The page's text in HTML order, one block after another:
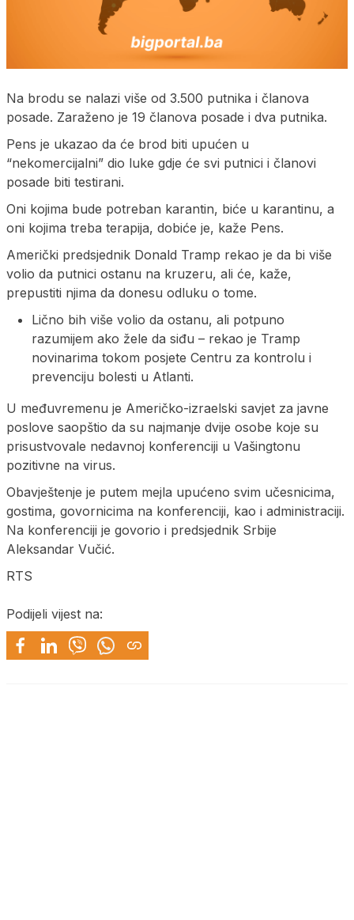
Na brodu se nalazi više od 3.500 putnika i članova
posade. Zaraženo je 19 članova posade i dva putnika.
Pens je ukazao da će brod biti upućen u
“nekomercijalni” dio luke gdje će svi putnici i članovi
posade biti testirani.
Oni kojima bude potreban karantin, biće u karantinu, a
oni kojima treba terapija, dobiće je, kaže Pens.
Američki predsjednik Donald Tramp rekao je da bi više
volio da putnici ostanu na kruzeru, ali će, kaže,
prepustiti njima da donesu odluku o tome.
Lično bih više volio da ostanu, ali potpuno
razumijem ako žele da siđu – rekao je Tramp
novinarima tokom posjete Centru za kontrolu i
prevenciju bolesti u Atlanti.
U međuvremenu je Američko-izraelski savjet za javne
poslove saopštio da su najmanje dvije osobe koje su
prisustvovale nedavnoj konferenciji u Vašingtonu
pozitivne na virus.
Obavještenje je putem mejla upućeno svim učesnicima,
gostima, govornicima na konferenciji, kao i administraciji.
Na konferenciji je govorio i predsjednik Srbije
Aleksandar Vučić.
RTS
Podijeli vijest na: